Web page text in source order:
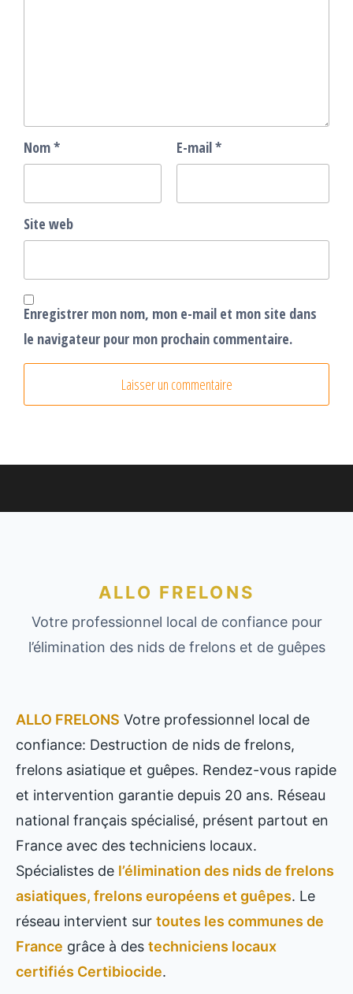
Nom* E-mail*
Site web
Enregistrer mon nom, mon e-mail et mon site dans
le navigateur pour mon prochain commentaire.
ALLO FRELONS
Votre professionnel local de confiance pour
l’élimination des nids de frelons et de guêpes
ALLO FRELONS Votre professionnel local de
confiance: Destruction de nids de frelons,
frelons asiatique et guêpes. Rendez-vous rapide
et intervention garantie depuis 20 ans. Réseau
national français spécialisé, présent partout en
France avec des techniciens locaux.
Spécialistes de l’élimination des nids de frelons
asiatiques, frelons européens et guêpes. Le
réseau intervient sur toutes les communes de
France grâce à des techniciens locaux
certifiés Certibiocide.